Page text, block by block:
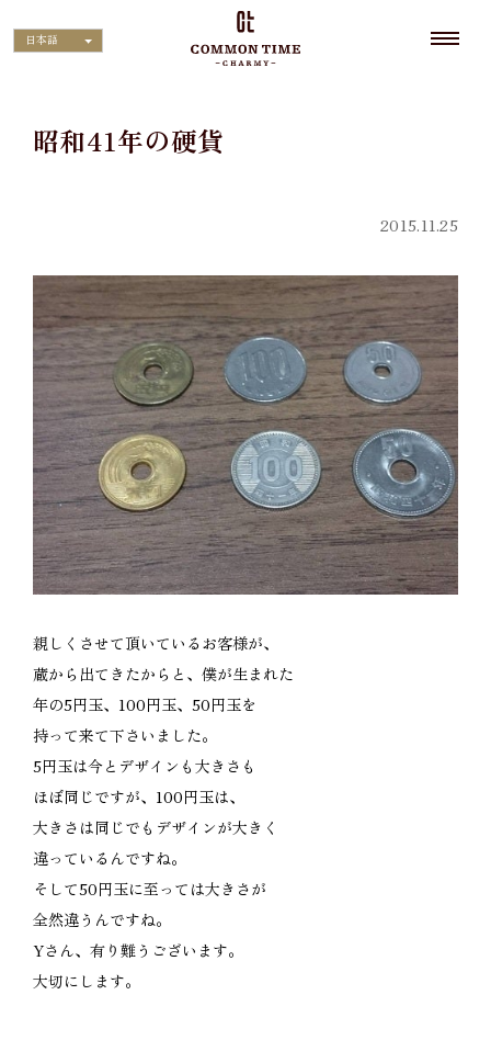
日本語
昭和41年の硬貨
2015.11.25
親しくさせて頂いているお客様が、
蔵から出てきたからと、僕が生まれた
年の5円玉、100円玉、50円玉を
持って来て下さいました。
5円玉は今とデザインも大きさも
ほぼ同じですが、100円玉は、
大きさは同じでもデザインが大きく
違っているんですね。
そして50円玉に至っては大きさが
全然違うんですね。
Yさん、有り難うございます。
大切にします。